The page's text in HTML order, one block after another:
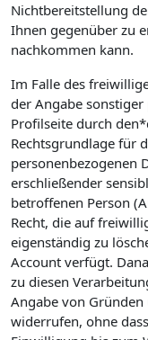
Nichtbereitstellung
Ihnen gegenüber zu
nachkommen kann.
Im Falle des
der Angabe
Profilseite durch
Rechtsgrundlage für
personenbezogenen
erschließender
betroffenen Person
Recht, die auf
eigenständig zu
Account verfügt.
zu diesen
Angabe von
widerrufen, ohne